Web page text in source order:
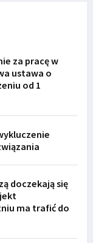
za pracę w
ustawa o
od 1
doczekają się
ma trafić do